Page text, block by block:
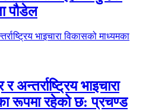
पौडेल
भाइचारा
रूपमा रहेको छ: प्रचण्ड